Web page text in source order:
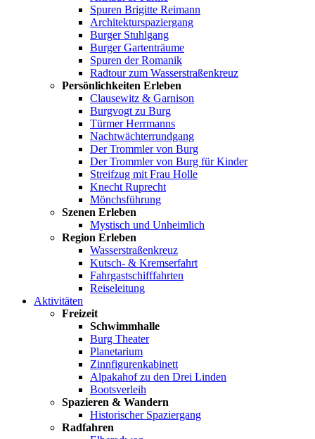
Spuren Brigitte Reimann
Architekturspaziergang
Burger Stuhlgang
Burger Gartenträume
Spuren der Romanik
Radtour zum Wasserstraßenkreuz
Persönlichkeiten Erleben
Clausewitz & Garnison
Burgvogt zu Burg
Türmer Herrmanns
Nachtwächterrundgang
Der Trommler von Burg
Der Trommler von Burg für Kinder
Streifzug mit Frau Holle
Knecht Ruprecht
Mönchsführung
Szenen Erleben
Mystisch und Unheimlich
Region Erleben
Wasserstraßenkreuz
Kutsch- & Kremserfahrt
Fahrgastschifffahrten
Reiseleitung
Aktivitäten
Freizeit
Schwimmhalle
Burg Theater
Planetarium
Zinnfigurenkabinett
Alpakahof zu den Drei Linden
Bootsverleih
Spazieren & Wandern
Historischer Spaziergang
Radfahren